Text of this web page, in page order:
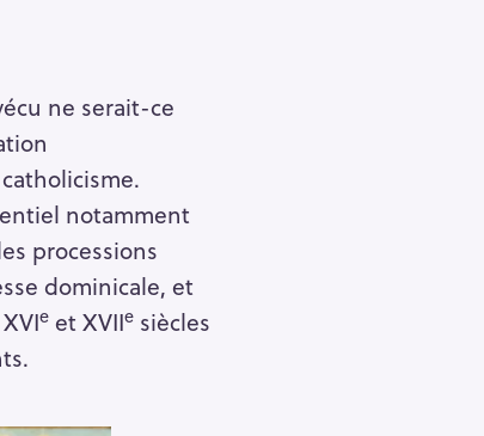
ne serait-ce
notamment
processions
dominicale, et
eet XVIIesiècles